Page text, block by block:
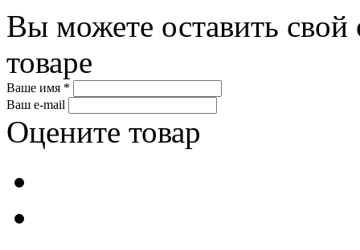
Вы можете оставить свой
товаре
Ваше имя *
Ваш e-mail
Оцените товар